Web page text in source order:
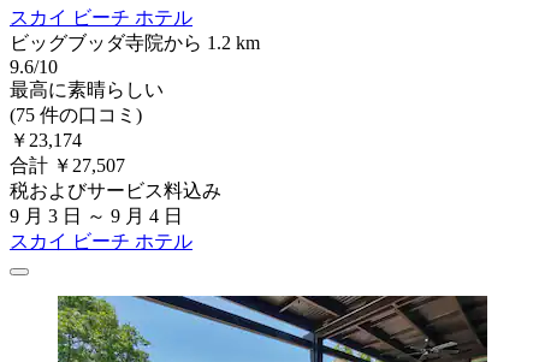
スカイ ビーチ ホテル
ビッグブッダ寺院から 1.2 km
9.6/10
最高に素晴らしい
(75 件の口コミ)
￥23,174
合計 ￥27,507
税およびサービス料込み
9 月 3 日 ～ 9 月 4 日
スカイ ビーチ ホテル